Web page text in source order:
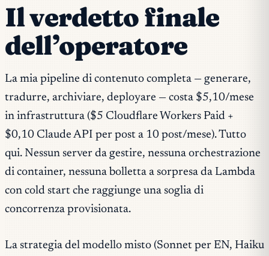
Il verdetto finale
dell’operatore
La mia pipeline di contenuto completa — generare,
tradurre, archiviare, deployare — costa $5,10/mese
in infrastruttura ($5 Cloudflare Workers Paid +
$0,10 Claude API per post a 10 post/mese). Tutto
qui. Nessun server da gestire, nessuna orchestrazione
di container, nessuna bolletta a sorpresa da Lambda
con cold start che raggiunge una soglia di
concorrenza provisionata.
La strategia del modello misto (Sonnet per EN, Haiku